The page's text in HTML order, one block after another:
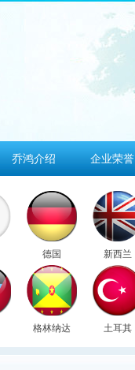
乔鸿介绍 企业荣誉
德国 新西兰
格林纳达 土耳其